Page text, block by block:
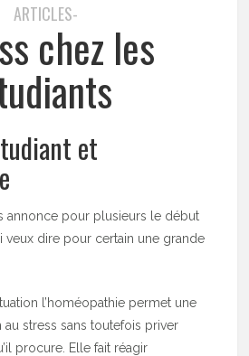
ARTICLES-
chez les
et
annonce pour plusieurs le début
veux dire pour certain une grande
l’homéopathie permet une
stress sans toutefois priver
procure. Elle fait réagir